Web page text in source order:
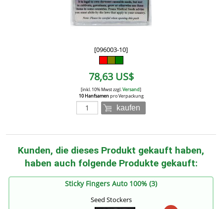
[096003-10]
78,63 US$
[inkl. 10% Mwst zzgl.Versand]
10 Hanfsamenpro Verpackung
kaufen
Kunden, die dieses Produkt gekauft haben,
haben auch folgende Produkte gekauft:
Sticky Fingers Auto 100% (3)
Seed Stockers